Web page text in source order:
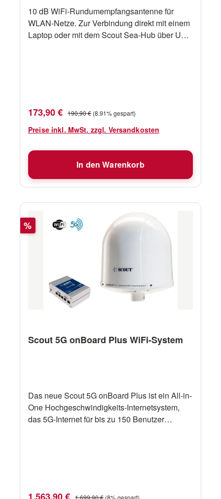
10 dB WiFi-Rundumempfangsantenne für
WLAN-Netze. Zur Verbindung direkt mit einem
Laptop oder mit dem Scout Sea-Hub über USB
Verkaufspreis:
173,90 € Regulärer Preis:
190,90 € (8.91% gespart)
Preise inkl. MwSt. zzgl. Versandkosten
In den Warenkorb
Rabatt
%
Scout 5G onBoard Plus WiFi-System
Das neue Scout 5G onBoard Plus ist ein All-in-
One Hochgeschwindigkeits-Internetsystem,
das 5G-Internet für bis zu 150 Benutzer
Verkaufspreis:Regulärer Preis: